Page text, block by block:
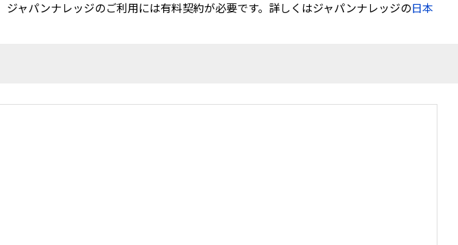
ャパンナレッジのご利用には有料契約が必要です。詳しくはジャパンナレッジの日本